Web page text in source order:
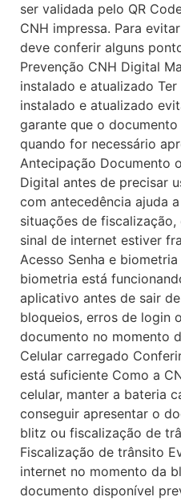
ser validada pelo QR
CNH impressa. Para
deve conferir alguns
Prevenção CNH Digital
instalado e atualizado
instalado e atualizado
garante que o
quando for necessário
Antecipação Documento
Digital antes de precisar
com antecedência ajuda
situações de
sinal de internet estiver
Acesso Senha e
biometria está
aplicativo antes de sair
bloqueios, erros de login
documento no momento
Celular carregado
está suficiente Como a
celular, manter a bateria
conseguir apresentar o
blitz ou fiscalização de
Fiscalização de trânsito
internet no momento da
documento disponível